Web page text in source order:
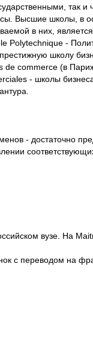
так и
Высшие школы, в
в них,
Polytechnique -
школу
commerce (в
- школы
- достаточно
вузе. На
с переводом на